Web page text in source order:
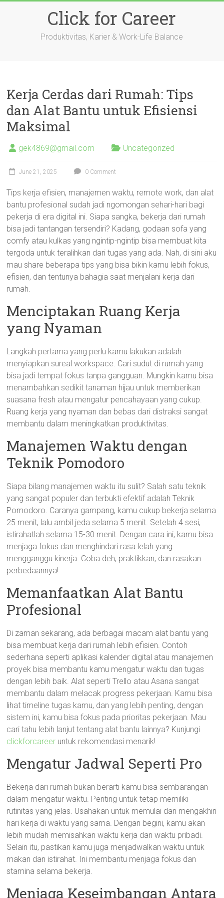
Click for Career
Produktivitas, Karier & Work-Life Balance
Kerja Cerdas dari Rumah: Tips
dan Alat Bantu untuk Efisiensi
Maksimal
gek4869@gmail.com Uncategorized
June 21, 2025 0 Comment
Tips kerja efisien, manajemen waktu, remote work, dan alat
bantu profesional sudah jadi ngomongan sehari-hari bagi
pekerja di era digital ini. Siapa sangka, bekerja dari rumah
bisa jadi tantangan tersendiri? Kadang, godaan sofa yang
comfy atau kulkas yang ngintip-ngintip bisa membuat kita
tergoda untuk teralihkan dari tugas yang ada. Nah, di sini aku
mau share beberapa tips yang bisa bikin kamu lebih fokus,
efisien, dan tentunya bahagia saat menjalani kerja dari
rumah.
Menciptakan Ruang Kerja
yang Nyaman
Langkah pertama yang perlu kamu lakukan adalah
menyiapkan sureal workspace. Cari sudut di rumah yang
bisa jadi tempat fokus tanpa gangguan. Mungkin kamu bisa
menambahkan sedikit tanaman hijau untuk memberikan
suasana fresh atau mengatur pencahayaan yang cukup.
Ruang kerja yang nyaman dan bebas dari distraksi sangat
membantu dalam meningkatkan produktivitas.
Manajemen Waktu dengan
Teknik Pomodoro
Siapa bilang manajemen waktu itu sulit? Salah satu teknik
yang sangat populer dan terbukti efektif adalah Teknik
Pomodoro. Caranya gampang, kamu cukup bekerja selama
25 menit, lalu ambil jeda selama 5 menit. Setelah 4 sesi,
istirahatlah selama 15-30 menit. Dengan cara ini, kamu bisa
menjaga fokus dan menghindari rasa lelah yang
mengganggu kinerja. Coba deh, praktikkan, dan rasakan
perbedaannya!
Memanfaatkan Alat Bantu
Profesional
Di zaman sekarang, ada berbagai macam alat bantu yang
bisa membuat kerja dari rumah lebih efisien. Contoh
sederhana seperti aplikasi kalender digital atau manajemen
proyek bisa membantu kamu mengatur waktu dan tugas
dengan lebih baik. Alat seperti Trello atau Asana sangat
membantu dalam melacak progress pekerjaan. Kamu bisa
lihat timeline tugas kamu, dan yang lebih penting, dengan
sistem ini, kamu bisa fokus pada prioritas pekerjaan. Mau
cari tahu lebih lanjut tentang alat bantu lainnya? Kunjungi
clickforcareer untuk rekomendasi menarik!
Mengatur Jadwal Seperti Pro
Bekerja dari rumah bukan berarti kamu bisa sembarangan
dalam mengatur waktu. Penting untuk tetap memiliki
rutinitas yang jelas. Usahakan untuk memulai dan mengakhiri
hari kerja di waktu yang sama. Dengan begini, kamu akan
lebih mudah memisahkan waktu kerja dan waktu pribadi.
Selain itu, pastikan kamu juga menjadwalkan waktu untuk
makan dan istirahat. Ini membantu menjaga fokus dan
stamina selama bekerja.
Menjaga Keseimbangan Antara